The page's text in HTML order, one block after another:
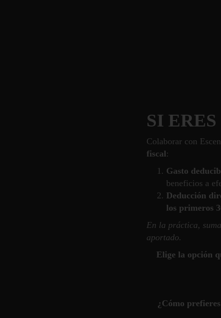
SI ERES
Colaborar con
fiscal:
Gasto
beneficios a
Deducción
los primeros
En la práctica,
aportado.
Elige la opción
¿Cómo